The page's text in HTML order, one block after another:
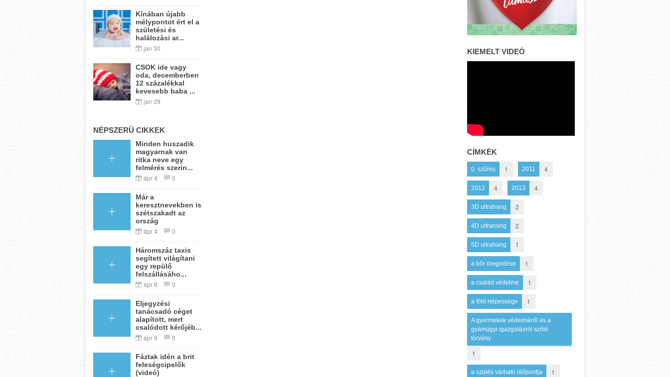
Kínában újabb
mélypontot ért el a
születési és
halálozási ar...
jan 30
CSOK ide vagy
oda, decemberben
12 százalékkal
kevesebb baba ...
jan 29
NÉPSZERŰ CIKKEK
Minden huszadik
magyarnak van
ritka neve egy
felmérés szerin...
ápr 4 0
Már a
keresztnevekben is
szétszakadt az
ország
ápr 4 0
Háromszáz taxis
segített világítani
egy repülő
felszállásáho...
ápr 9 0
Eljegyzési
tanácsadó céget
alapított, mert
csalódott kérőjéb...
ápr 9 0
Fáztak idén a brit
feleségcipelők
(videó)
KIEMELT VIDEÓ
CÍMKÉK
0. szűrés 1 2011 4
2012 4 2013 4
3D ultrahang 2
4D ultrahang 2
5D ultrahang 1
a bőr öregedése 1
a család védelme 1
a föld népessége 1
A gyermekek védelméről és a
gyámügyi igazgatásról szóló
törvény
1
a szülés várható időpontja 1